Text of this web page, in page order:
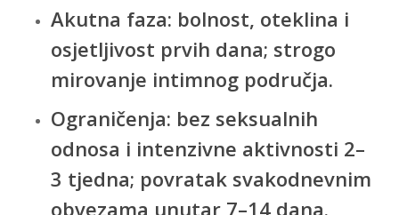
Akutna faza: bolnost, oteklina i
osjetljivost prvih dana; strogo
mirovanje intimnog područja.
Ograničenja: bez seksualnih
odnosa i intenzivne aktivnosti 2–
3 tjedna; povratak svakodnevnim
obvezama unutar 7–14 dana.